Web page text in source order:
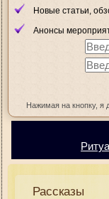
Новые статьи,
Анонсы
Нажимая на кнопку, я
Рассказы